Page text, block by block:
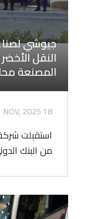
جيوشي
النقل
المصنعة
18 NOV, 2025
استقبلت
من البنك